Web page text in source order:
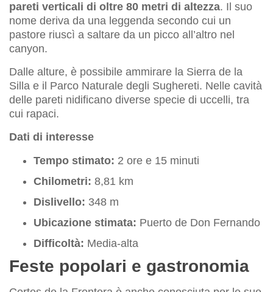
pareti verticali di oltre 80 metri di altezza. Il suo
nome deriva da una leggenda secondo cui un
pastore riuscì a saltare da un picco all’altro nel
canyon.
Dalle alture, è possibile ammirare la Sierra de la
Silla e il Parco Naturale degli Sughereti. Nelle cavità
delle pareti nidificano diverse specie di uccelli, tra
cui rapaci.
Dati di interesse
Tempo stimato: 2 ore e 15 minuti
Chilometri: 8,81 km
Dislivello: 348 m
Ubicazione stimata: Puerto de Don Fernando
Difficoltà: Media-alta
Feste popolari e gastronomia